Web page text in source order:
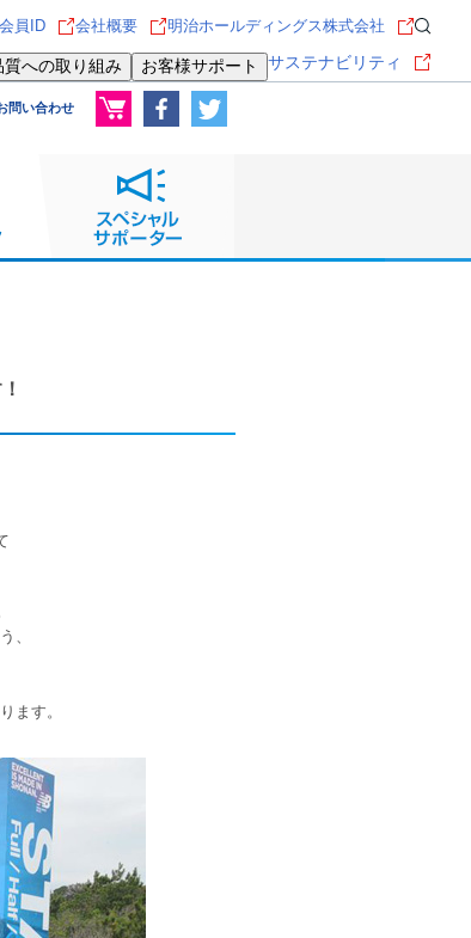
質への取り組み お客様サポート サステナビリティ
員ID 会社概要 明治ホールディングス株式会社
問い合わせ
、
ます。